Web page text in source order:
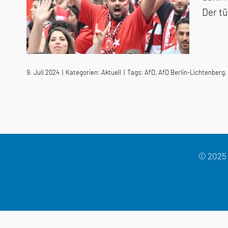
Der
9. Juli 2024 | Kategorien: Aktuell | Tags: AfD,AfD Berlin-Lichtenberg,
© 2025